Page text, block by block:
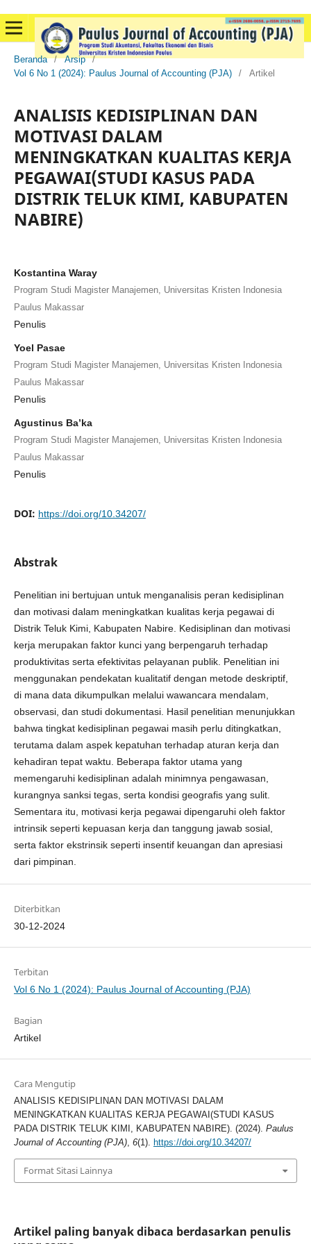
Beranda / Arsip
/
Vol 6 No 1 (2024): Paulus Journal of Accounting (PJA)
/ Artikel
ANALISIS KEDISIPLINAN DAN
MOTIVASI DALAM
MENINGKATKAN KUALITAS KERJA
PEGAWAI(STUDI KASUS PADA
DISTRIK TELUK KIMI, KABUPATEN
NABIRE)
Kostantina Waray
Program Studi Magister Manajemen, Universitas Kristen Indonesia
Paulus Makassar
Penulis
Yoel Pasae
Program Studi Magister Manajemen, Universitas Kristen Indonesia
Paulus Makassar
Penulis
Agustinus Ba’ka
Program Studi Magister Manajemen, Universitas Kristen Indonesia
Paulus Makassar
Penulis
DOI: https://doi.org/10.34207/
Abstrak
Penelitian ini bertujuan untuk menganalisis peran kedisiplinan
dan motivasi dalam meningkatkan kualitas kerja pegawai di
Distrik Teluk Kimi, Kabupaten Nabire. Kedisiplinan dan motivasi
kerja merupakan faktor kunci yang berpengaruh terhadap
produktivitas serta efektivitas pelayanan publik. Penelitian ini
menggunakan pendekatan kualitatif dengan metode deskriptif,
di mana data dikumpulkan melalui wawancara mendalam,
observasi, dan studi dokumentasi. Hasil penelitian menunjukkan
bahwa tingkat kedisiplinan pegawai masih perlu ditingkatkan,
terutama dalam aspek kepatuhan terhadap aturan kerja dan
kehadiran tepat waktu. Beberapa faktor utama yang
memengaruhi kedisiplinan adalah minimnya pengawasan,
kurangnya sanksi tegas, serta kondisi geografis yang sulit.
Sementara itu, motivasi kerja pegawai dipengaruhi oleh faktor
intrinsik seperti kepuasan kerja dan tanggung jawab sosial,
serta faktor ekstrinsik seperti insentif keuangan dan apresiasi
dari pimpinan.
Diterbitkan
30-12-2024
Terbitan
Vol 6 No 1 (2024): Paulus Journal of Accounting (PJA)
Bagian
Artikel
Cara Mengutip
ANALISIS KEDISIPLINAN DAN MOTIVASI DALAM
MENINGKATKAN KUALITAS KERJA PEGAWAI(STUDI KASUS
PADA DISTRIK TELUK KIMI, KABUPATEN NABIRE). (2024). Paulus
Journal of Accounting (PJA), 6(1). https://doi.org/10.34207/
Format Sitasi Lainnya
Artikel paling banyak dibaca berdasarkan penulis